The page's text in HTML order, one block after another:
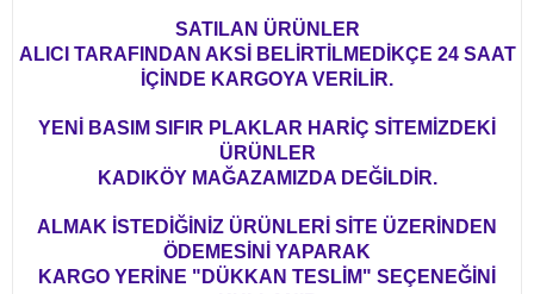
SATILAN ÜRÜNLER
ALICI TARAFINDAN AKSİ BELİRTİLMEDİKÇE 24 SAAT
İÇİNDE KARGOYA VERİLİR.
YENİ BASIM SIFIR PLAKLAR HARİÇ SİTEMİZDEKİ
ÜRÜNLER
KADIKÖY MAĞAZAMIZDA DEĞİLDİR.
ALMAK İSTEDİĞİNİZ ÜRÜNLERİ SİTE ÜZERİNDEN
ÖDEMESİNİ YAPARAK
KARGO YERİNE "DÜKKAN TESLİM" SEÇENEĞİNİ